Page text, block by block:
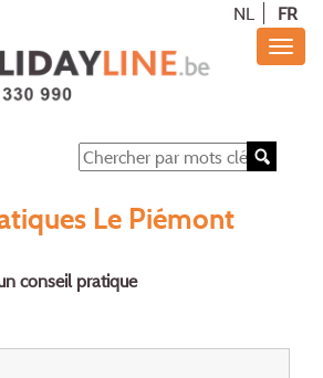
NL FR
Le Piémont
conseil pratique